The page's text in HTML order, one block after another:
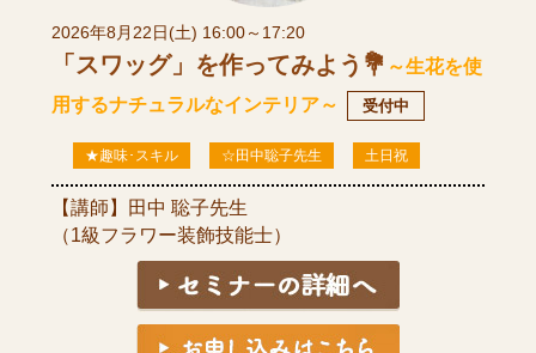
2026年8月22日(土) 16:00～17:20
「スワッグ」を作ってみよう💐 ～生花を使
用するナチュラルなインテリア～
受付中
★趣味･スキル ☆田中聡子先生 土日祝
【講師】田中 聡子先生
（1級フラワー装飾技能士）